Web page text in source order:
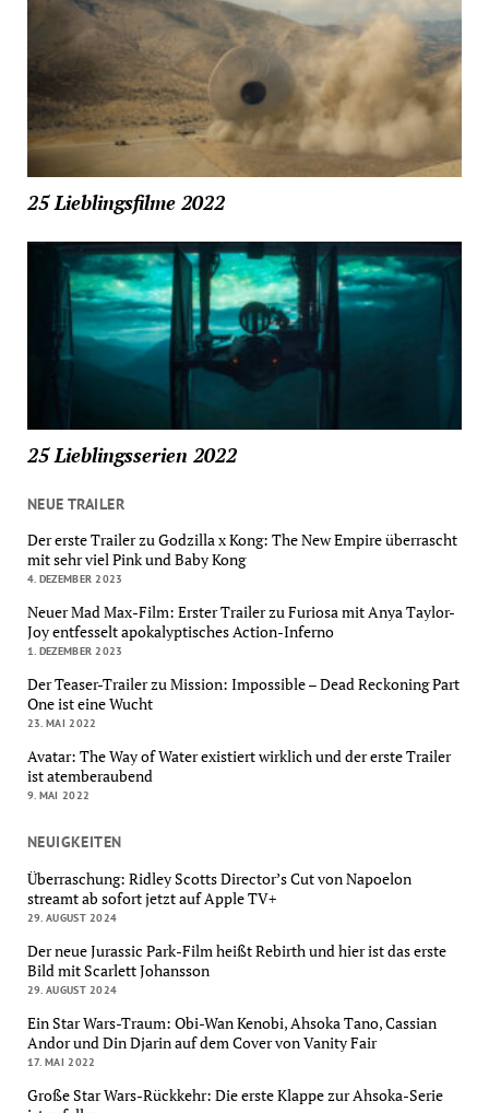
25 Lieblingsfilme 2022
25 Lieblingsserien 2022
NEUE TRAILER
Der erste Trailer zu Godzilla x Kong: The New Empire überrascht
mit sehr viel Pink und Baby Kong
4. DEZEMBER 2023
Neuer Mad Max-Film: Erster Trailer zu Furiosa mit Anya Taylor-
Joy entfesselt apokalyptisches Action-Inferno
1. DEZEMBER 2023
Der Teaser-Trailer zu Mission: Impossible – Dead Reckoning Part
One ist eine Wucht
23. MAI 2022
Avatar: The Way of Water existiert wirklich und der erste Trailer
ist atemberaubend
9. MAI 2022
NEUIGKEITEN
Überraschung: Ridley Scotts Director’s Cut von Napoelon
streamt ab sofort jetzt auf Apple TV+
29. AUGUST 2024
Der neue Jurassic Park-Film heißt Rebirth und hier ist das erste
Bild mit Scarlett Johansson
29. AUGUST 2024
Ein Star Wars-Traum: Obi-Wan Kenobi, Ahsoka Tano, Cassian
Andor und Din Djarin auf dem Cover von Vanity Fair
17. MAI 2022
Große Star Wars-Rückkehr: Die erste Klappe zur Ahsoka-Serie